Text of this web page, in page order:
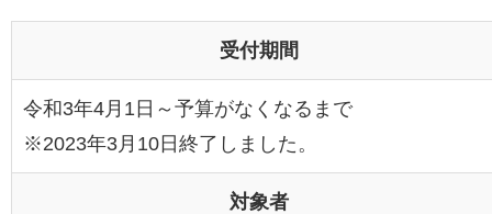
受付期間
令和3年4月1日～予算がなくなるまで
※2023年3月10日終了しました。
対象者